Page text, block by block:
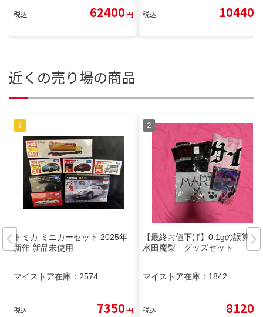
税込 62400円 税込 10440
近くの売り場の商品
トミカ ミニカーセット 2025年
新作 新品未使用
マイストア在庫： 2574
税込 7350円
【最終お値下げ】0.1gの誤算
水田魔梨 グッズセット
マイストア在庫： 1842
税込 8120